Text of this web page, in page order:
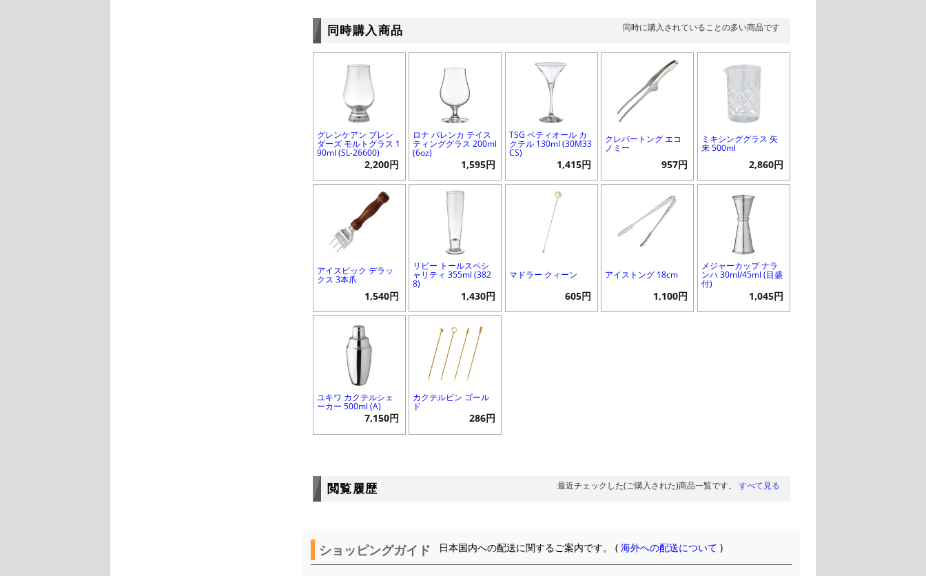
同時購入商品 同時に購入されていることの多い商品です
グレンケアン ブレン
ダーズ モルトグラス 1
90ml (SL-26600)
2,200円
ロナ パレンカ テイス
ティンググラス 200ml
(6oz)
1,595円
TSG ペティオール カ
クテル 130ml (30M33
CS)
1,415円
クレバートング エコ
ノミー
957円
ミキシンググラス 矢
来 500ml
2,860円
アイスピック デラッ
クス 3本爪
1,540円
リビー トールスペシ
ャリティ 355ml (382
8)
1,430円
マドラー クィーン
605円
アイストング 18cm
1,100円
メジャーカップ ナラ
ンハ 30ml/45ml (目盛
付)
1,045円
ユキワ カクテルシェ
ーカー 500ml (A)
7,150円
カクテルピン ゴール
ド
286円
閲覧履歴 最近チェックした(ご購入された)商品一覧です。 すべて見る
ショッピングガイド 日本国内への配送に関するご案内です。 (海外への配送について )